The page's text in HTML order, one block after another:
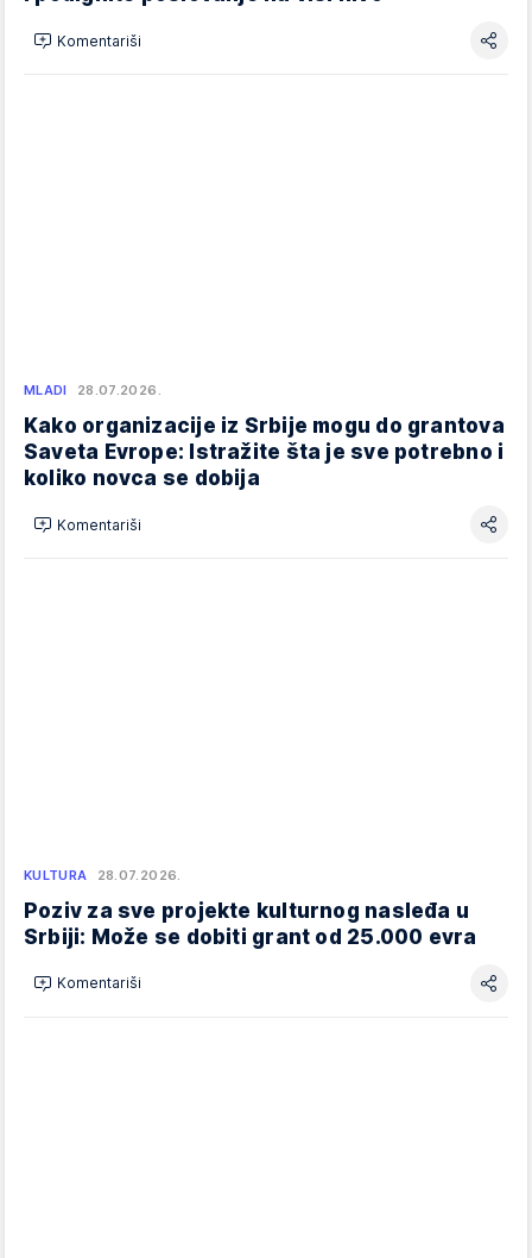
Komentariši
MLADI 28.07.2026.
Kako organizacije iz Srbije mogu do grantova
Saveta Evrope: Istražite šta je sve potrebno i
koliko novca se dobija
Komentariši
KULTURA 28.07.2026.
Poziv za sve projekte kulturnog nasleđa u
Srbiji: Može se dobiti grant od 25.000 evra
Komentariši